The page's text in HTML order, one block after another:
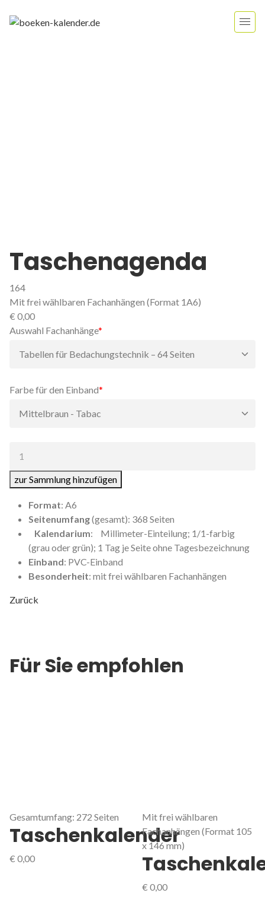
Taschenagenda
164
Mit frei wählbaren Fachanhängen (Format 1A6)
€ 0,00
Pflichtfeld
Auswahl Fachanhänge*
Pflichtfeld
Farbe für den Einband*
zur Sammlung hinzufügen
Format: A6
Seitenumfang(gesamt): 368 Seiten
Kalendarium: Millimeter-Einteilung; 1/1-farbig
(grau oder grün); 1 Tag je Seite ohne Tagesbezeichnung
Einband: PVC-Einband
Besonderheit: mit frei wählbaren Fachanhängen
Zurück
Für Sie empfohlen
Gesamtumfang: 272 Seiten
Taschenkalender
€ 0,00
Mit frei wählbaren
Fachanhängen (Format 105
x 146 mm)
€ 0,00